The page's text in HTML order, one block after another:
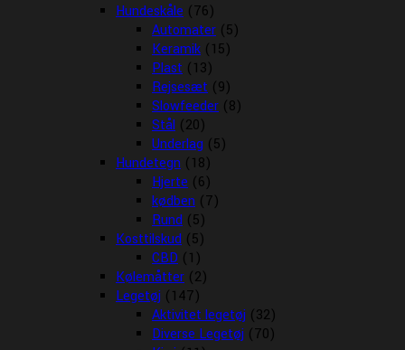
Hundeskåle (76)
Automater (5)
Keramik (15)
Plast (13)
Rejsesæt (9)
Slowfeeder (8)
Stål (20)
Underlag (5)
Hundetegn (18)
Hjerte (6)
kødben (7)
Rund (5)
Kosttilskud (5)
CBD (1)
Kølemåtter (2)
Legetøj (147)
Aktivitet legetøj (32)
Diverse Legetøj (70)